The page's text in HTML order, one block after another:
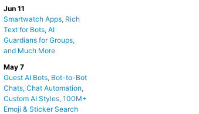
Jun 11
Smartwatch Apps, Rich
Text for Bots, AI
Guardians for Groups,
and Much More
May 7
Guest AI Bots, Bot-to-Bot
Chats, Chat Automation,
Custom AI Styles, 100M+
Emoji & Sticker Search